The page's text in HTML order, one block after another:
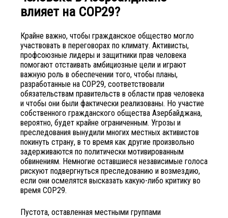
влияет на COP29?
Крайне важно, чтобы гражданское общество могло
участвовать в переговорах по климату. Активисты,
профсоюзные лидеры и защитники прав человека
помогают отстаивать амбициозные цели и играют
важную роль в обеспечении того, чтобы планы,
разработанные на COP29, соответствовали
обязательствам правительств в области прав человека
и чтобы они были фактически реализованы. Но участие
собственного гражданского общества Азербайджана,
вероятно, будет крайне ограниченным. Угрозы и
преследования вынудили многих местных активистов
покинуть страну, в то время как другие произвольно
задерживаются по политически мотивированным
обвинениям. Немногие оставшиеся независимые голоса
рискуют подвергнуться преследованию и возмездию,
если они осмелятся высказать какую-либо критику во
время COP29.
Пустота, оставленная местными группами